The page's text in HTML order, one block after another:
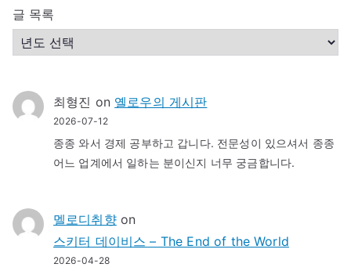
글 목록
최형진 on 옐로우의 게시판
2026-07-12
종종 와서 경제 공부하고 갑니다. 전문성이 있으셔서 종종
어느 업계에서 일하는 분이신지 너무 궁금합니다.
멜로디취향on
스키터 데이비스 – The End of the World
2026-04-28